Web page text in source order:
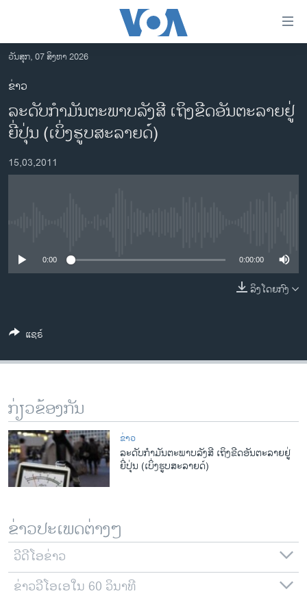
ເຂົ້າ
ຫາ
ຂ້າມ
ຂ້າມ
ຂ້າມ
ໄປ
ຫາ
ຊອກ
ອາເມຣິກາ
ການເລືອກຕັ້ງ ປະທານາທີບໍດີ ສະຫະລັດ 2024
ຂ່າວ​ຈີນ
ຊີວິດຊາວລາວ
ທຸລະກິດ
ພາສາອັງກິດ
ສຽງ
ລາຍການກະຈາຍສຽງ
ລາຍງານ
ຕິດຕາມພວກເຮົາ ທີ່
ພາສາຕ່າງໆ
ວັນສຸກ, 07 ສິງຫາ 2026
ຂ່າວ
ລະດັບກໍາມັນຕະພາບລັງສີ ເຖິງຂີດອັນຕະລາຍຢູ່
ຍີ່ປຸ່ນ (ເບິ່ງຮູບສະລາຍດ໌)
15,03,2011
0:00 0:00:00
ລິງໂດຍກົງ
ແຊຣ໌
ກ່ຽວຂ້ອງກັນ
ຂ່າວ
ລະດັບກໍາມັນຕະພາບລັງສີ ເຖິງຂີດອັນຕະລາຍຢູ່
ຍີ່ປຸ່ນ (ເບິ່ງຮູບສະລາຍດ໌)
ຂ່າວປະເພດຕ່າງໆ
ວີດີໂອຂ່າວ
ຂ່າວວີໂອເອໃນ 60 ວິນາທີ